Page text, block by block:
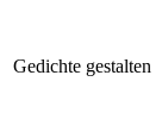
Gedichte gestalten